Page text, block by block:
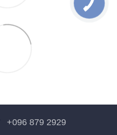
+096 879 2929